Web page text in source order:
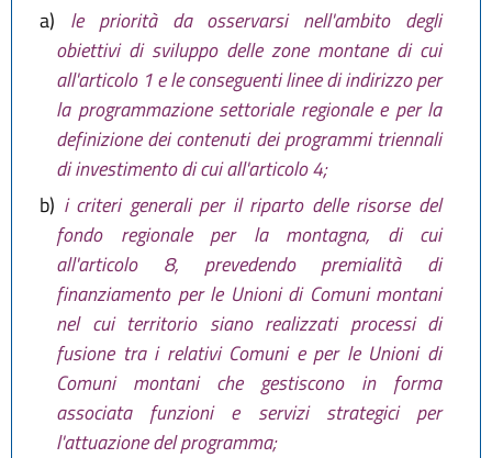
a) le priorità da osservarsi nell'ambito degli
obiettivi di sviluppo delle zone montane di cui
all'articolo 1 e le conseguenti linee di indirizzo per
la programmazione settoriale regionale e per la
definizione dei contenuti dei programmi triennali
di investimento di cui all'articolo 4;
b) i criteri generali per il riparto delle risorse del
fondo regionale per la montagna, di cui
all'articolo 8, prevedendo premialità di
finanziamento per le Unioni di Comuni montani
nel cui territorio siano realizzati processi di
fusione tra i relativi Comuni e per le Unioni di
Comuni montani che gestiscono in forma
associata funzioni e servizi strategici per
l'attuazione del programma;